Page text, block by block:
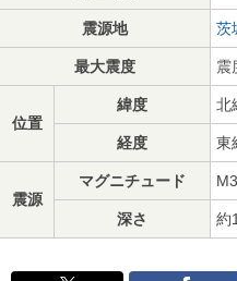
震源地 茨
最大震度 震
位置
緯度 北
経度 東
震源
マグニチュード
深さ 約